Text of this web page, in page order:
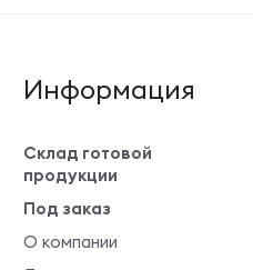
Информация
Склад готовой
продукции
Под заказ
О компании